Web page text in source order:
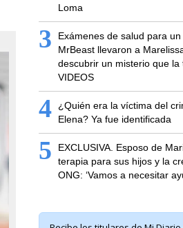
Loma
3
Exámenes de salud para
MrBeast llevaron a
descubrir un misterio que la
VIDEOS
4
¿Quién era la víctima del
Elena? Ya fue identificada
5
EXCLUSIVA. Esposo de
terapia para sus hijos y la
ONG: ‘Vamos a necesitar